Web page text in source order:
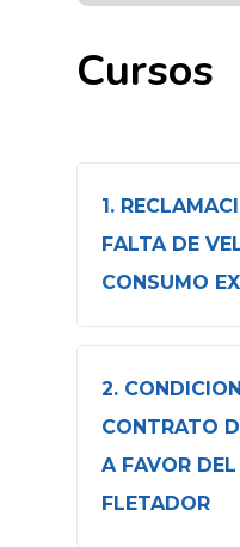
Cursos
1.
FALTA DE
CONSUMO
2.
CONTRATO
A FAVOR
FLETADOR